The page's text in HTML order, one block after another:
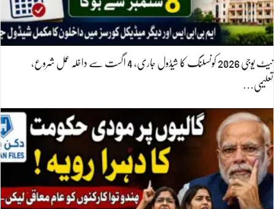
نیٹ یوجی 2026 کونسلنگ کا شیڈول جاری، 4 اگست سے داخلہ عمل شروع،
تعلیمی…